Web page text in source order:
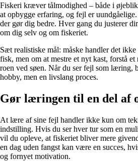
Fiskeri kræver tålmodighed – både i
at opbygge erfaring, og fejl er
der gør dig bedre. Hver gang du justerer
om dig selv og om fiskeriet.
Sæt realistiske mål: måske handler det ikke
fisk, men om at mestre et nyt kast, forstå
roen ved søen. Når du ser fejl som læring,
hobby, men en livslang proces.
Gør læringen til en del af
At lære af sine fejl handler ikke kun om
indstilling. Hvis du ser hver tur som en
vil du opleve, at fiskeriet bliver mere
en dag uden fangst kan være en succes,
og fornyet motivation.